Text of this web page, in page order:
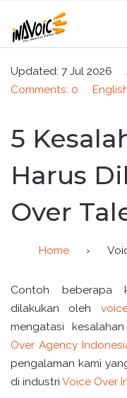
Updated: 7 Jul 2026
Comments: 0
5
Harus
Over
Home ›
Contoh beberapa
dilakukan oleh
mengatasi
Over Agency
pengalaman kami
di industri Voice Over